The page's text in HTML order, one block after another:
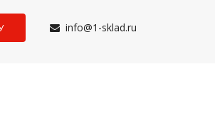
info@1-sklad.ru